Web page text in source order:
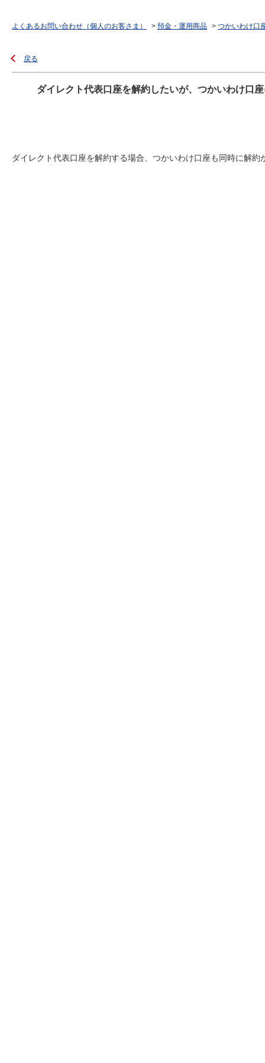
よくあるお問い合わせ（個人のお客さま） > 預金・運用商品 > つかいわけ口
戻る
ダイレクト代表口座を解約したいが、つかいわけ口
ダイレクト代表口座を解約する場合、つかいわけ口座も同時に解約